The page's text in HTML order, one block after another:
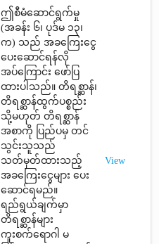
ဤစီမံဆောင်ရွက်မှု
(အခန်း ၆၊ ပုဒ်မ ၁၃၊
က) သည် အခကြေးငွေ
ပေးဆောင်ရန်လို
အပ်ကြောင်း ဖော်ပြ
ထားပါသည်။ တိရစ္ဆာန်၊
တိရစ္ဆာန်ထွက်ပစ္စည်း
သို့မဟုတ် တိရစ္ဆာန်
အစာကို ပြည်ပမှ တင်
သွင်းသူသည်
သတ်မှတ်ထားသည့်
အခကြေးငွေများ ပေး
ဆောင်ရမည်။
ရည်ရွယ်ချက်မှာ
တိရစ္ဆာန်များ
ကူးစက်ရောဂါ မ
View